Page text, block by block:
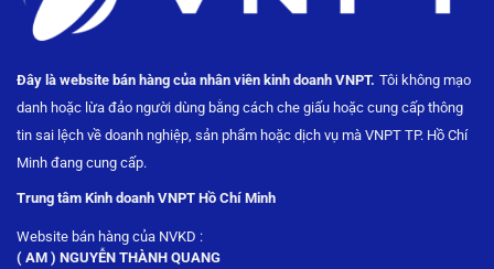
Đây là website bán hàng của nhân viên kinh doanh VNPT. Tôi không mạo
danh hoặc lừa đảo người dùng bằng cách che giấu hoặc cung cấp thông
tin sai lệch về doanh nghiệp, sản phẩm hoặc dịch vụ mà VNPT TP. Hồ Chí
Minh đang cung cấp.
Trung tâm Kinh doanh VNPT Hồ Chí Minh
Website bán hàng của NVKD :
( AM ) NGUYỄN THÀNH QUANG